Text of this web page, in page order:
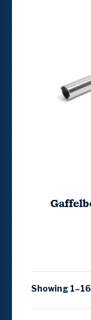
Showing